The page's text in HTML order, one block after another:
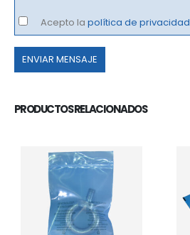
Acepto la política de privacidad
Por
favor,
campo
PRODUCTOS RELACIONADOS